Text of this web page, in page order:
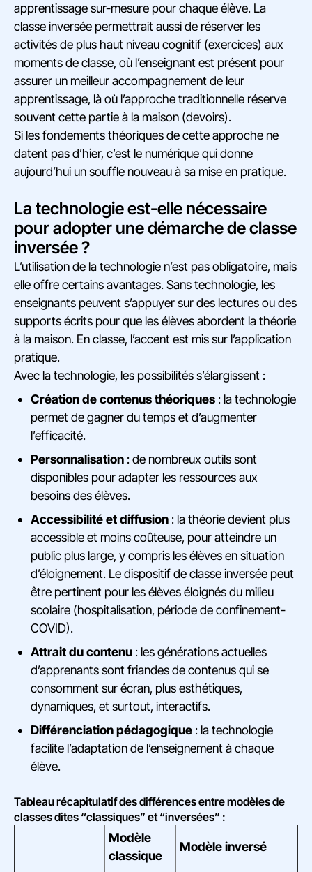
apprentissage sur-mesure pour chaque élève. La
classe inversée permettrait aussi de réserver les
activités de plus haut niveau cognitif (exercices) aux
moments de classe, où l’enseignant est présent pour
assurer un meilleur accompagnement de leur
apprentissage, là où l’approche traditionnelle réserve
souvent cette partie à la maison (devoirs).
Si les fondements théoriques de cette approche ne
datent pas d’hier, c’est le numérique qui donne
aujourd’hui un souffle nouveau à sa mise en pratique.
La technologie est-elle nécessaire
pour adopter une démarche de classe
inversée ?
L’utilisation de la technologie n’est pas obligatoire, mais
elle offre certains avantages. Sans technologie, les
enseignants peuvent s’appuyer sur des lectures ou des
supports écrits pour que les élèves abordent la théorie
à la maison. En classe, l’accent est mis sur l’application
pratique.
Avec la technologie, les possibilités s’élargissent :
Création de contenus théoriques : la technologie
permet de gagner du temps et d’augmenter
l’efficacité.
Personnalisation : de nombreux outils sont
disponibles pour adapter les ressources aux
besoins des élèves.
Accessibilité et diffusion : la théorie devient plus
accessible et moins coûteuse, pour atteindre un
public plus large, y compris les élèves en situation
d’éloignement. Le dispositif de classe inversée peut
être pertinent pour les élèves éloignés du milieu
scolaire (hospitalisation, période de confinement-
COVID).
Attrait du contenu : les générations actuelles
d’apprenants sont friandes de contenus qui se
consomment sur écran, plus esthétiques,
dynamiques, et surtout, interactifs.
Différenciation pédagogique : la technologie
facilite l’adaptation de l’enseignement à chaque
élève.
Tableau récapitulatif des différences entre modèles de
classes dites “classiques” et “inversées” :
Modèle
classique
Modèle inversé